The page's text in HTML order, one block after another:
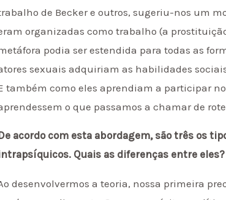
de Becker e outros, sugeriu-nos um
organizadas como trabalho (a
podia ser estendida para todas as
sexuais adquiriam as habilidades
também como eles aprendiam a participar
o que passamos a chamar de
acordo com esta abordagem, são três os
Quais as diferenças entre eles?
desenvolvermos a teoria, nossa primeira